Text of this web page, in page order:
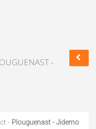
-
- Plouguenast - Jidemo